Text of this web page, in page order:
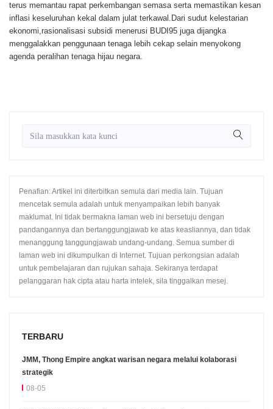
terus memantau rapat perkembangan semasa serta memastikan kesan
inflasi keseluruhan kekal dalam julat terkawal.Dari sudut kelestarian
ekonomi,rasionalisasi subsidi menerusi BUDI95 juga dijangka
menggalakkan penggunaan tenaga lebih cekap selain menyokong
agenda peralihan tenaga hijau negara.
Penafian: Artikel ini diterbitkan semula dari media lain. Tujuan
mencetak semula adalah untuk menyampaikan lebih banyak
maklumat. Ini tidak bermakna laman web ini bersetuju dengan
pandangannya dan bertanggungjawab ke atas keasliannya, dan tidak
menanggung tanggungjawab undang-undang. Semua sumber di
laman web ini dikumpulkan di Internet. Tujuan perkongsian adalah
untuk pembelajaran dan rujukan sahaja. Sekiranya terdapat
pelanggaran hak cipta atau harta intelek, sila tinggalkan mesej.
TERBARU
JMM, Thong Empire angkat warisan negara melalui kolaborasi
strategik
08-05